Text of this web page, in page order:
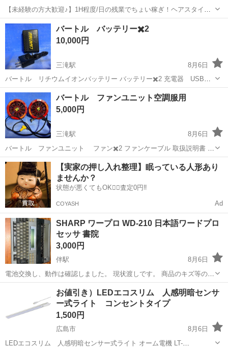
【未経験の方大歓迎♪】1H程度/日の残業でちょい稼ぎ！ヘアスタイル
自由☆ 自動車ホイールの仕分け・運搬 【業務内容詳細】 自動車ホイ
ールの順序付け、運搬。 入荷するパーツを出荷先毎に伝票を確認し仕
分けします。 約3名でチ...
広島 広島市 その他
バートル バッテリー✖️2
10,000円
三滝駅
8月6日
バートル リチウムイオンバッテリー バッテリー✖️2 充電器 USB対
応 取扱説明書
広島 広島市 三滝駅
バートル ファンユニット空調服用
5,000円
三滝駅
8月6日
バートル ファンユニット ファン✖️2 ファンケーブル 取扱説明書 数
年前に購入して使用してました。 中古品ですので、傷や汚れなどある
ものとお考えください。
広島 広島市 三滝駅 その他
【実家の押し入れ整理】眠っている人形あり
ませんか？
状態が悪くてもOK🙆‍♀️査定0円‼️
COYASH Ad
SHARP ワープロ WD-210 日本語ワードプロ
セッサ 書院
3,000円
伴駅
8月6日
電池交換し、動作は確認しました。 現状渡しです。 商品のキズ等の使
用感については素人目で見る限り使用上のものと思います。
伴駅
お値引き）LEDエコスリム 人感明暗センサ
ー式ライト コンセントタイプ
1,500円
広島市
8月6日
LEDエコスリム 人感明暗センサー式ライト オーム電機 LT-